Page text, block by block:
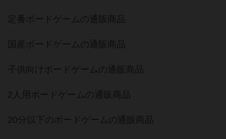
定番ボードゲームの通販商品
国産ボードゲームの通販商品
子供向けボードゲームの通販商品
2人用ボードゲームの通販商品
20分以下のボードゲームの通販商品